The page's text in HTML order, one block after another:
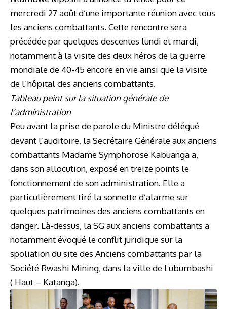
mercredi 27 août d’une importante réunion avec tous
les anciens combattants. Cette rencontre sera
précédée par quelques descentes lundi et mardi,
notamment à la visite des deux héros de la guerre
mondiale de 40-45 encore en vie ainsi que la visite
de l’hôpital des anciens combattants.
Tableau peint sur la situation générale de
l’administration
Peu avant la prise de parole du Ministre délégué
devant l’auditoire, la Secrétaire Générale aux anciens
combattants Madame Symphorose Kabuanga a,
dans son allocution, exposé en treize points le
fonctionnement de son administration. Elle a
particulièrement tiré la sonnette d’alarme sur
quelques patrimoines des anciens combattants en
danger. Là-dessus, la SG aux anciens combattants a
notamment évoqué le conflit juridique sur la
spoliation du site des Anciens combattants par la
Société Rwashi Mining, dans la ville de Lubumbashi
( Haut – Katanga).